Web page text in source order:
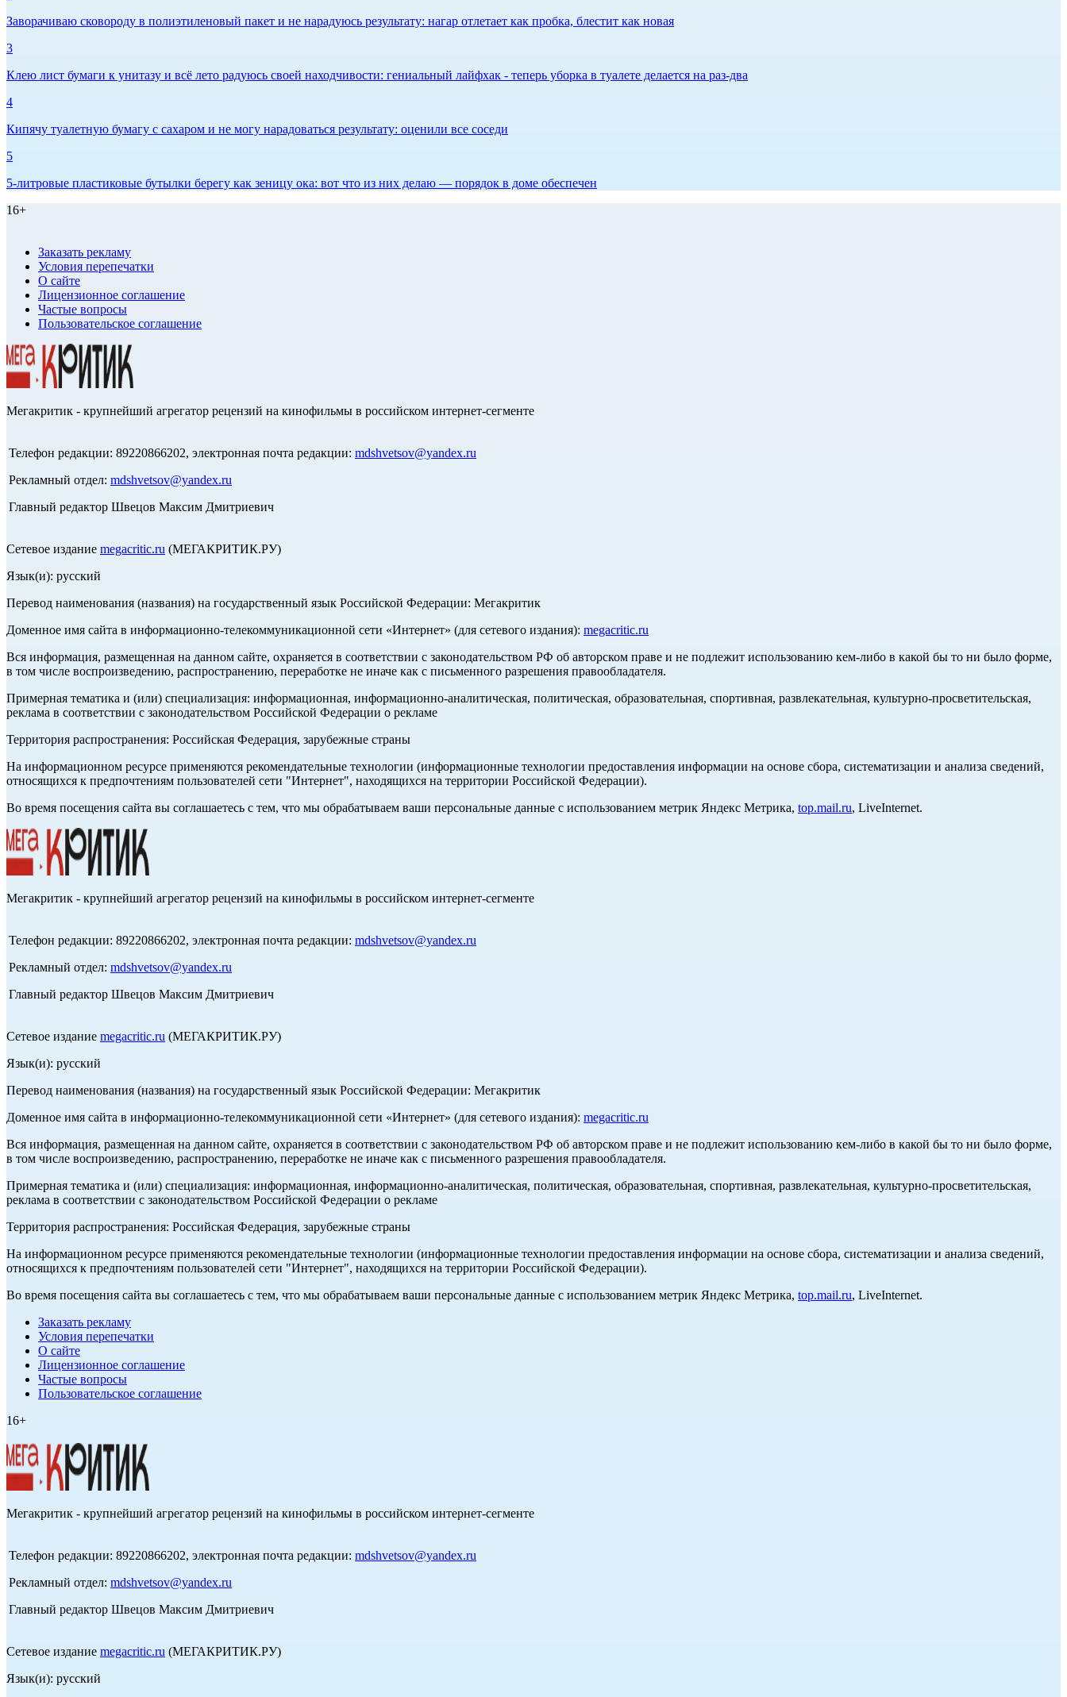
Заворачиваю сковороду в полиэтиленовый пакет и не нарадуюсь результату: нагар отлетает как пробка, блестит как новая
3
Клею лист бумаги к унитазу и всё лето радуюсь своей находчивости: гениальный лайфхак - теперь уборка в туалете делается на раз-два
4
Кипячу туалетную бумагу с сахаром и не могу нарадоваться результату: оценили все соседи
5
5-литровые пластиковые бутылки берегу как зеницу ока: вот что из них делаю — порядок в доме обеспечен
16+
Заказать рекламу
Условия перепечатки
О сайте
Лицензионное соглашение
Частые вопросы
Пользовательское соглашение
Мегакритик - крупнейший агрегатор рецензий на кинофильмы в российском интернет-сегменте
Телефон редакции: 89220866202, электронная почта редакции: mdshvetsov@yandex.ru
Рекламный отдел: mdshvetsov@yandex.ru
Главный редактор Швецов Максим Дмитриевич
Сетевое издание megacritic.ru (МЕГАКРИТИК.РУ)
Язык(и): русский
Перевод наименования (названия) на государственный язык Российской Федерации: Мегакритик
Доменное имя сайта в информационно-телекоммуникационной сети «Интернет» (для сетевого издания): megacritic.ru
Вся информация, размещенная на данном сайте, охраняется в соответствии с законодательством РФ об авторском праве и не подлежит использованию кем-либо в какой бы то ни было форме,
в том числе воспроизведению, распространению, переработке не иначе как с письменного разрешения правообладателя.
Примерная тематика и (или) специализация: информационная, информационно-аналитическая, политическая, образовательная, спортивная, развлекательная, культурно-просветительская,
реклама в соответствии с законодательством Российской Федерации о рекламе
Территория распространения: Российская Федерация, зарубежные страны
На информационном ресурсе применяются рекомендательные технологии (информационные технологии предоставления информации на основе сбора, систематизации и анализа сведений,
относящихся к предпочтениям пользователей сети "Интернет", находящихся на территории Российской Федерации).
Во время посещения сайта вы соглашаетесь с тем, что мы обрабатываем ваши персональные данные с использованием метрик Яндекс Метрика, top.mail.ru, LiveInternet.
Мегакритик - крупнейший агрегатор рецензий на кинофильмы в российском интернет-сегменте
Телефон редакции: 89220866202, электронная почта редакции: mdshvetsov@yandex.ru
Рекламный отдел: mdshvetsov@yandex.ru
Главный редактор Швецов Максим Дмитриевич
Сетевое издание megacritic.ru (МЕГАКРИТИК.РУ)
Язык(и): русский
Перевод наименования (названия) на государственный язык Российской Федерации: Мегакритик
Доменное имя сайта в информационно-телекоммуникационной сети «Интернет» (для сетевого издания): megacritic.ru
Вся информация, размещенная на данном сайте, охраняется в соответствии с законодательством РФ об авторском праве и не подлежит использованию кем-либо в какой бы то ни было форме,
в том числе воспроизведению, распространению, переработке не иначе как с письменного разрешения правообладателя.
Примерная тематика и (или) специализация: информационная, информационно-аналитическая, политическая, образовательная, спортивная, развлекательная, культурно-просветительская,
реклама в соответствии с законодательством Российской Федерации о рекламе
Территория распространения: Российская Федерация, зарубежные страны
На информационном ресурсе применяются рекомендательные технологии (информационные технологии предоставления информации на основе сбора, систематизации и анализа сведений,
относящихся к предпочтениям пользователей сети "Интернет", находящихся на территории Российской Федерации).
Во время посещения сайта вы соглашаетесь с тем, что мы обрабатываем ваши персональные данные с использованием метрик Яндекс Метрика, top.mail.ru, LiveInternet.
Заказать рекламу
Условия перепечатки
О сайте
Лицензионное соглашение
Частые вопросы
Пользовательское соглашение
16+
Мегакритик - крупнейший агрегатор рецензий на кинофильмы в российском интернет-сегменте
Телефон редакции: 89220866202, электронная почта редакции: mdshvetsov@yandex.ru
Рекламный отдел: mdshvetsov@yandex.ru
Главный редактор Швецов Максим Дмитриевич
Сетевое издание megacritic.ru (МЕГАКРИТИК.РУ)
Язык(и): русский